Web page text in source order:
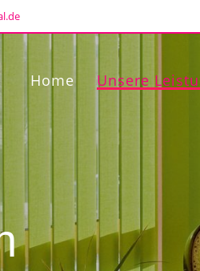
Home Unsere